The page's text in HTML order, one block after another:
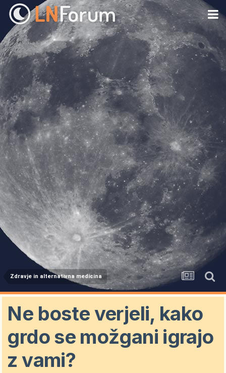
Zdravje in alternativna medicina
Ne boste verjeli, kako
grdo se možgani igrajo
z vami?